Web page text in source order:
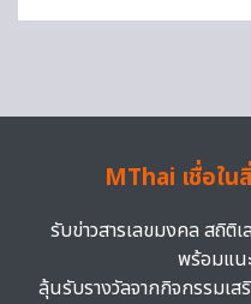
MThai เชื่อใน
รับข่าวสารเลขมงคล สถิติ
พร้อมแน
ลุ้นรับรางวัลจากกิจกรรมเ